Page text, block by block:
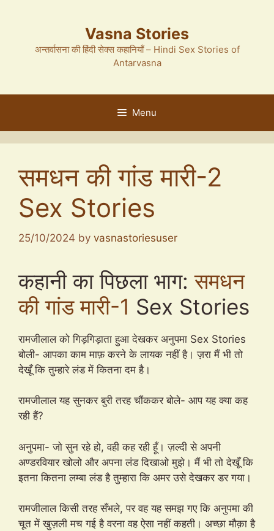
Vasna Stories
अन्तर्वासना की हिंदी सेक्स कहानियाँ – Hindi Sex Stories of
Antarvasna
Menu
समधन की गांड मारी-2
Sex Stories
25/10/2024 by vasnastoriesuser
कहानी का पिछला भाग:समधन
की गांड मारी-1 Sex Stories
रामजीलाल को गिड़गिड़ाता हुआ देखकर अनुपमा Sex Stories
बोली- आपका काम माफ़ करने के लायक नहीं है। ज़रा मैं भी तो
देखूँ कि तुम्हारे लंड में कितना दम है।
रामजीलाल यह सुनकर बुरी तरह चौंककर बोले- आप यह क्या कह
रही हैं?
अनुपमा- जो सुन रहे हो, वही कह रही हूँ। ज़ल्दी से अपनी
अण्डरवियार खोलो और अपना लंड दिखाओ मुझे। मैं भी तो देखूँ कि
इतना कितना लम्बा लंड है तुम्हारा कि अमर उसे देखकर डर गया।
रामजीलाल किसी तरह सँभले, पर वह यह समझ गए कि अनुपमा की
चूत में खुज़ली मच गई है वरना वह ऐसा नहीं कहती। अच्छा मौक़ा है